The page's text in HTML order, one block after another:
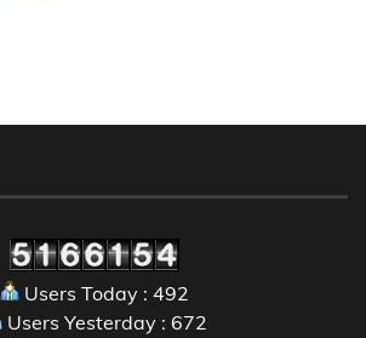
Users Today : 492
Users Yesterday : 672